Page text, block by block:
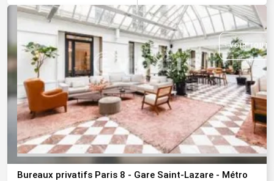
VOIR
Bureaux privatifs Paris 8 - Gare Saint-Lazare - Métro